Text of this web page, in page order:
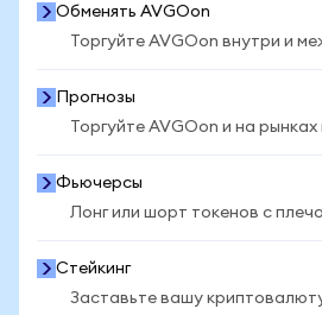
Обменять AVGOon
Торгуйте AVGOon внутри и
Прогнозы
Торгуйте AVGOon и на
Фьючерсы
Лонг или шорт токенов с
Стейкинг
Заставьте вашу